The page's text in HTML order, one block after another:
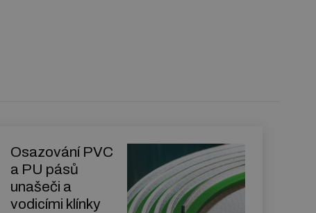
Osazování PVC
a PU pásů
unašeči a
vodicími klínky